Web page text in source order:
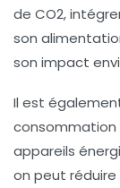
de CO2,
son
son impact
Il est
consommation
appareils
on peut